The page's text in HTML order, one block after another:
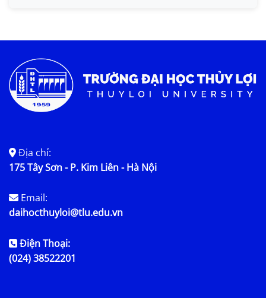
Tin tức chung
Địa chỉ:
175 Tây Sơn - P. Kim Liên - Hà Nội
Email:
daihocthuyloi@tlu.edu.vn
Điện Thoại:
(024) 38522201